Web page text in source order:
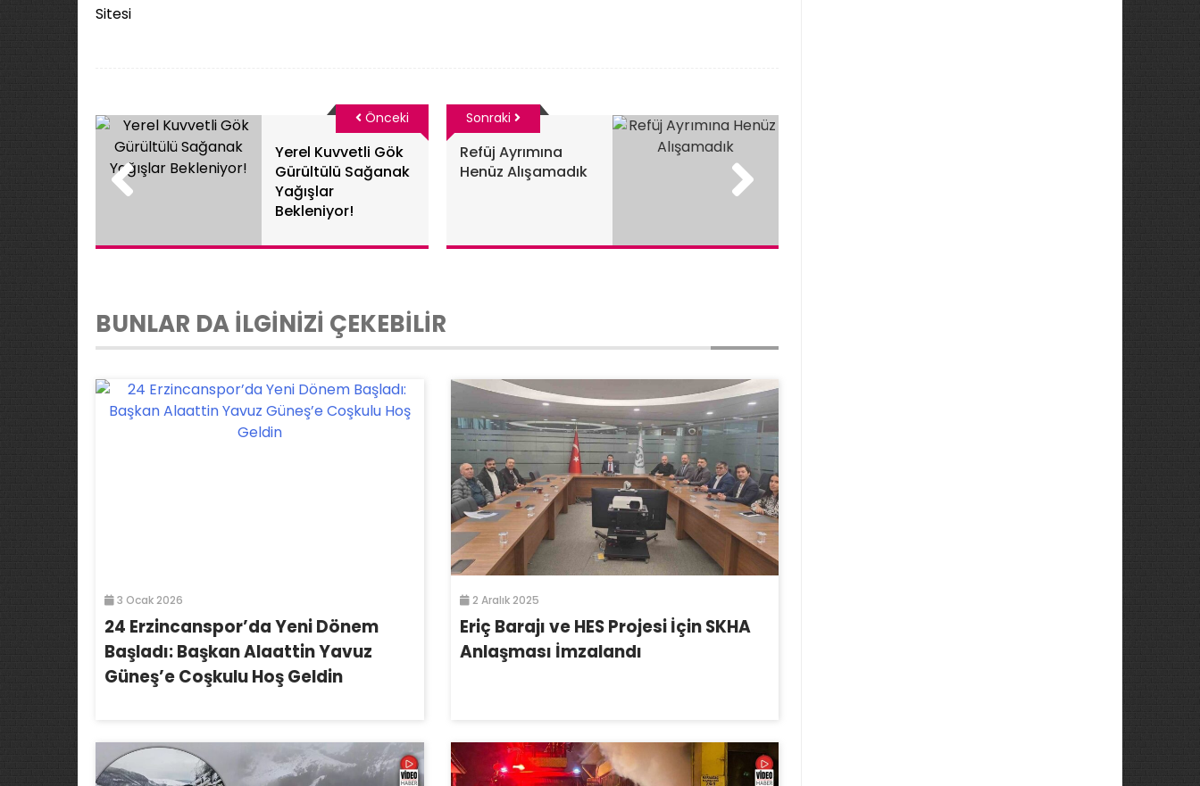
Sitesi
Yerel Kuvvetli Gök
Gürültülü Sağanak
Yağışlar
Bekleniyor!
Önceki
Refüj Ayrımına
Henüz Alışamadık
Sonraki
BUNLAR DA İLGİNİZİ ÇEKEBİLİR
3 Ocak 2026
24 Erzincanspor’da Yeni Dönem
Başladı: Başkan Alaattin Yavuz
Güneş’e Coşkulu Hoş Geldin
2 Aralık 2025
Eriç Barajı ve HES Projesi İçin SKHA
Anlaşması İmzalandı